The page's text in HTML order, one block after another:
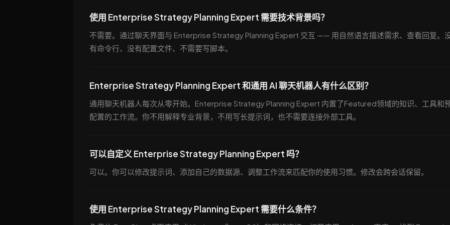
使用 Enterprise Strategy Planning Expert 需要技术背景吗？
不需要。通过聊天界面与 Enterprise Strategy Planning Expert 交互 —— 用自然语言描述需求、查看回复。
有命令行、没有配置文件、不需要写脚本。
Enterprise Strategy Planning Expert 和通用 AI 聊天机器人有什么区别？
通用聊天机器人每次从零开始。Enterprise Strategy Planning Expert 内置了Featured领域的知识、工具和
配置的工作流。你不用解释专业背景，不用写长提示词，也不需要连接外部工具。
可以自定义 Enterprise Strategy Planning Expert 吗？
可以。你可以修改提示词、添加自己的数据源、调整工作流来匹配你的使用习惯。修改会跨会话保留。
使用 Enterprise Strategy Planning Expert 需要什么条件？